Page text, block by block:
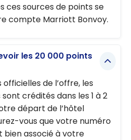
ces sources de points se
compte Marriott Bonvoy.
les 20 000 points
de l’offre, les
crédités dans les 1 à 2
départ de l’hôtel
vous que votre numéro
bien associé à votre